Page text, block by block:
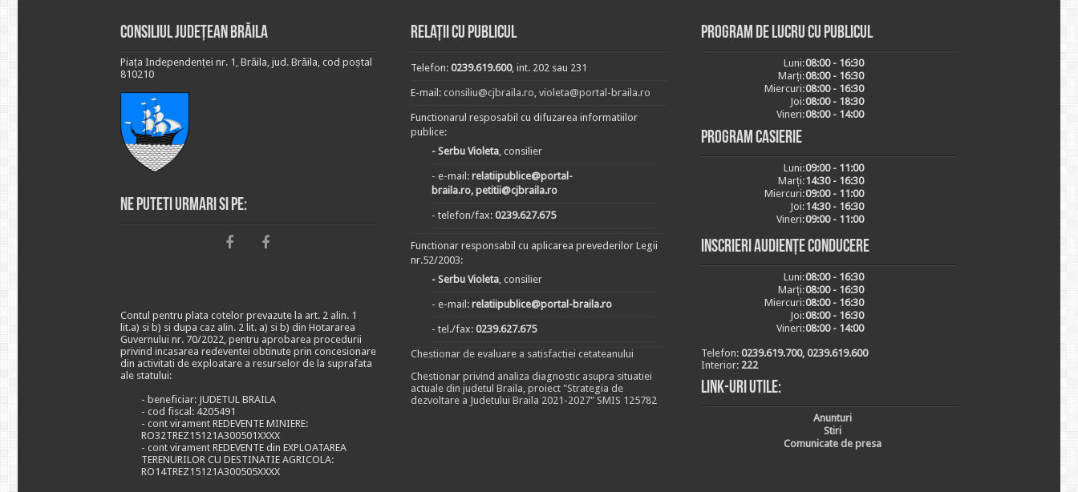
Consiliul Județean Brăila
Piața Independenței nr. 1, Brăila, jud. Brăila, cod poștal
810210
Ne puteti urmari si pe:
Contul pentru plata cotelor prevazute la art. 2 alin. 1
lit.a) si b) si dupa caz alin. 2 lit. a) si b) din Hotararea
Guvernului nr. 70/2022, pentru aprobarea procedurii
privind incasarea redeventei obtinute prin concesionare
din activitati de exploatare a resurselor de la suprafata
ale statului:
- beneficiar: JUDETUL BRAILA
- cod fiscal: 4205491
- cont virament REDEVENTE MINIERE:
RO32TREZ15121A300501XXXX
- cont virament REDEVENTE din EXPLOATAREA
TERENURILOR CU DESTINATIE AGRICOLA:
RO14TREZ15121A300505XXXX
Relații cu publicul
Telefon: 0239.619.600, int. 202 sau 231
E-mail: consiliu@cjbraila.ro, violeta@portal-braila.ro
Functionarul resposabil cu difuzarea informatiilor
publice:
- Serbu Violeta, consilier
- e-mail: relatiipublice@portal-
braila.ro, petitii@cjbraila.ro
- telefon/fax: 0239.627.675
Functionar responsabil cu aplicarea prevederilor Legii
nr.52/2003:
- Serbu Violeta, consilier
- e-mail: relatiipublice@portal-braila.ro
- tel./fax: 0239.627.675
Chestionar de evaluare a satisfactiei cetateanului
Chestionar privind analiza diagnostic asupra situatiei
actuale din judetul Braila, proiect "Strategia de
dezvoltare a Judetului Braila 2021-2027" SMIS 125782
Program de lucru cu publicul
Luni:08:00 - 16:30
Marți:08:00 - 16:30
Miercuri:08:00 - 16:30
Joi:08:00 - 18:30
Vineri:08:00 - 14:00
Program casierie
Luni:09:00 - 11:00
Marți:14:30 - 16:30
Miercuri:09:00 - 11:00
Joi:14:30 - 16:30
Vineri:09:00 - 11:00
Inscrieri audiențe conducere
Luni:08:00 - 16:30
Marți:08:00 - 16:30
Miercuri:08:00 - 16:30
Joi:08:00 - 16:30
Vineri:08:00 - 14:00
Telefon: 0239.619.700, 0239.619.600
Interior: 222
Link-uri utile:
Anunturi
Stiri
Comunicate de presa